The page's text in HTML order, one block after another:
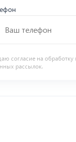
согласие на
рассылок.